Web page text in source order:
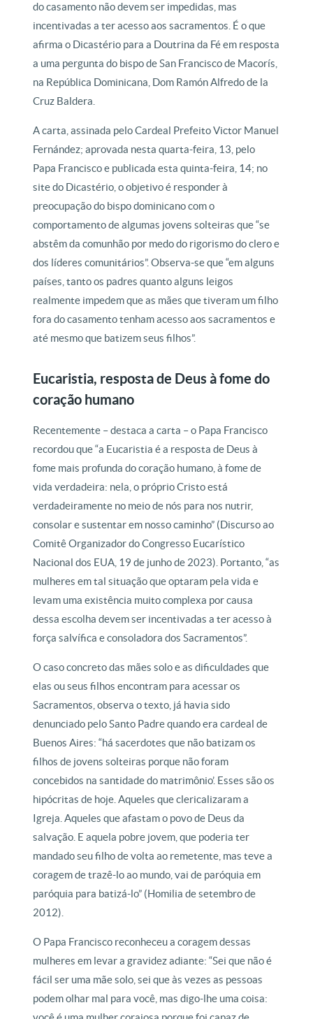
do casamento não devem ser impedidas, mas
incentivadas a ter acesso aos sacramentos. É o que
afirma o Dicastério para a Doutrina da Fé em resposta
a uma pergunta do bispo de San Francisco de Macorís,
na República Dominicana, Dom Ramón Alfredo de la
Cruz Baldera.
A carta, assinada pelo Cardeal Prefeito Victor Manuel
Fernández; aprovada nesta quarta-feira, 13, pelo
Papa Francisco e publicada esta quinta-feira, 14; no
site do Dicastério, o objetivo é responder à
preocupação do bispo dominicano com o
comportamento de algumas jovens solteiras que “se
abstêm da comunhão por medo do rigorismo do clero e
dos líderes comunitários”. Observa-se que “em alguns
países, tanto os padres quanto alguns leigos
realmente impedem que as mães que tiveram um filho
fora do casamento tenham acesso aos sacramentos e
até mesmo que batizem seus filhos”.
Eucaristia, resposta de Deus à fome do
coração humano
Recentemente – destaca a carta – o Papa Francisco
recordou que “a Eucaristia é a resposta de Deus à
fome mais profunda do coração humano, à fome de
vida verdadeira: nela, o próprio Cristo está
verdadeiramente no meio de nós para nos nutrir,
consolar e sustentar em nosso caminho” (Discurso ao
Comitê Organizador do Congresso Eucarístico
Nacional dos EUA, 19 de junho de 2023). Portanto, “as
mulheres em tal situação que optaram pela vida e
levam uma existência muito complexa por causa
dessa escolha devem ser incentivadas a ter acesso à
força salvífica e consoladora dos Sacramentos”.
O caso concreto das mães solo e as dificuldades que
elas ou seus filhos encontram para acessar os
Sacramentos, observa o texto, já havia sido
denunciado pelo Santo Padre quando era cardeal de
Buenos Aires: “há sacerdotes que não batizam os
filhos de jovens solteiras porque não foram
concebidos na santidade do matrimônio’. Esses são os
hipócritas de hoje. Aqueles que clericalizaram a
Igreja. Aqueles que afastam o povo de Deus da
salvação. E aquela pobre jovem, que poderia ter
mandado seu filho de volta ao remetente, mas teve a
coragem de trazê-lo ao mundo, vai de paróquia em
paróquia para batizá-lo” (Homilia de setembro de
2012).
O Papa Francisco reconheceu a coragem dessas
mulheres em levar a gravidez adiante: “Sei que não é
fácil ser uma mãe solo, sei que às vezes as pessoas
podem olhar mal para você, mas digo-lhe uma coisa: